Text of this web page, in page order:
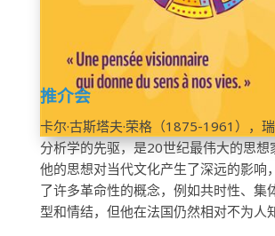
推介会
卡尔·古斯塔夫·荣格（1875-1961），
分析学的先驱，是20世纪最伟大的思想
他的思想对当代文化产生了深远的影响
了许多革命性的概念，例如共时性、集
型和情结，但他在法国仍然相对不为人